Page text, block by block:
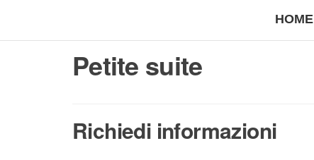
HOME
Petite suite
Richiedi informazioni